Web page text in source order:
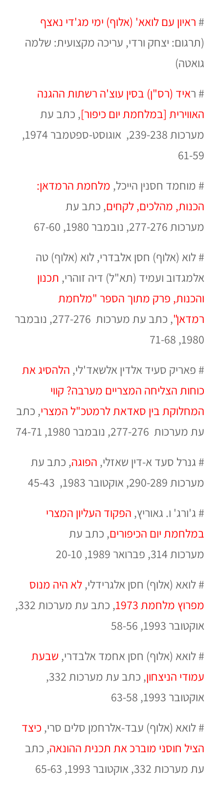
#ראיון עם לואא' (אלוף) ימי מג'די נאצף
(תרגום: יצחק ורדי, עריכה מקצועית: שלמה
גואטה)
# ראיד (רס"ן) בסין עוצ'ה רשתות ההגנה
האווירית [במלחמת יום כיפור], כתב עת
מערכות 239-238, אוגוסט-ספטמבר 1974,
61-59
# מוחמד חסנין הייכל, מלחמת הרמדאן:
הכנות, מהלכים, לקחים, כתב עת
מערכות277-276, נובמבר 1980, 67-60
#לוא (אלוף) חסן אלבדרי, לוא (אלוף) טה
אלמגדוב ועמיד (תא"ל) דיה זוהרי, תכנון
והכנות, פרק מתוך הספר "מלחמת
רמדאן", כתב עת מערכות
277-276, נובמבר
1980, 71-68
#פאריק סעיד אלדין אלשאד'לי, הלהסיג את
כוחות הצליחה המצריים מערבה? קווי
המחלוקת בין סאדאת לרמטכ"ל המצרי, כתב
עת מערכות
#גנרל סעד א-דין שאזלי, הפוגה, כתב עת
מערכות
#ג'ורג' ו. גאוריץ, הפקוד העליון המצרי
במלחמת יום הכיפורים, כתב עת
מערכות314, פברואר 1989, 20-10
#לואא (אלוף) חסן אלגרידלי,לא היה מנוס
מפרוץ מלחמת 1973
, כתב עת מערכות
332,
אוקטובר 1993, 58-56
#לואא (אלוף) חסן אחמד אלבדרי, שבעת
עמודי הניצחון, כתב עת מערכות
332,
אוקטובר 1993, 63-58
#לואא (אלוף) עבד-אלרחמן סלים סרי, כיצד
הציל חוסני מוברכ את תכנית ההונאה, כתב
עת מערכות332, אוקטובר 1993, 65-63